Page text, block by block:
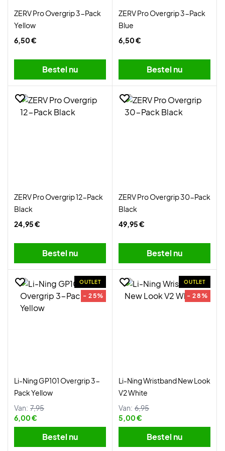
ZERV Pro Overgrip 3-Pack
Yellow
6,50 €
Bestel nu
ZERV Pro Overgrip 3-Pack
Blue
6,50 €
Bestel nu
ZERV Pro Overgrip 12-Pack
Black
24,95 €
Bestel nu
ZERV Pro Overgrip 30-Pack
Black
49,95 €
Bestel nu
OUTLET
- 25%
Li-Ning GP101 Overgrip 3-
Pack Yellow
Van: 7,95
6,00 €
Bestel nu
OUTLET
- 28%
Li-Ning Wristband New Look
V2 White
Van: 6,95
5,00 €
Bestel nu